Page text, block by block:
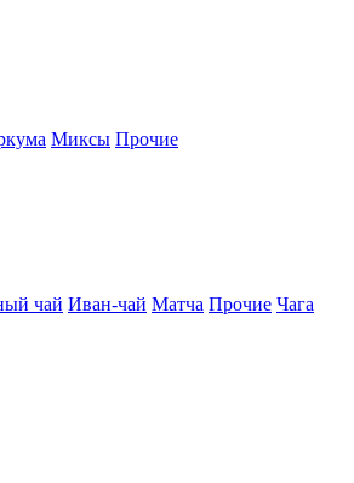
Миксы Прочие
чай Иван-чай Матча Прочие Чага